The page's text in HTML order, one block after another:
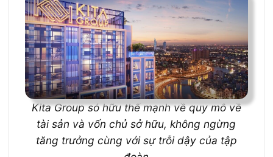
Kita Group sỏ hữu thế mạnh về quy mô về
tài sản và vốn chủ sở hữu, không ngừng
tăng trưởng cùng với sự trỗi dậy của tập